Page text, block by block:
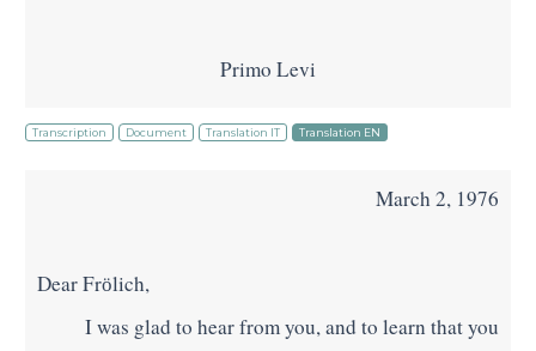
Primo Levi
Transcription Document Translation IT Translation EN
March 2, 1976
Dear Frӧlich,
I was glad to hear from you, and to learn that you